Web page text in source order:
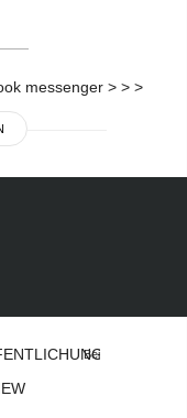
messenger > > >
Bei